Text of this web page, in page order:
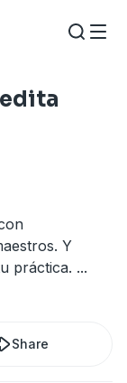
Y
práctica. ...
Share